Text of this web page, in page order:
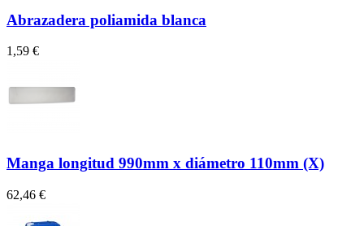
Abrazadera poliamida blanca
1,59 €
Manga longitud 990mm x diámetro 110mm (X)
62,46 €